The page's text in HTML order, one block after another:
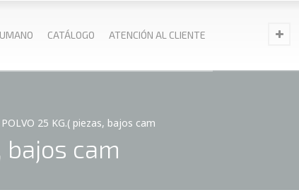
CATÁLOGO ATENCIÓN AL CLIENTE
25 KG.( piezas, bajos cam
bajos cam